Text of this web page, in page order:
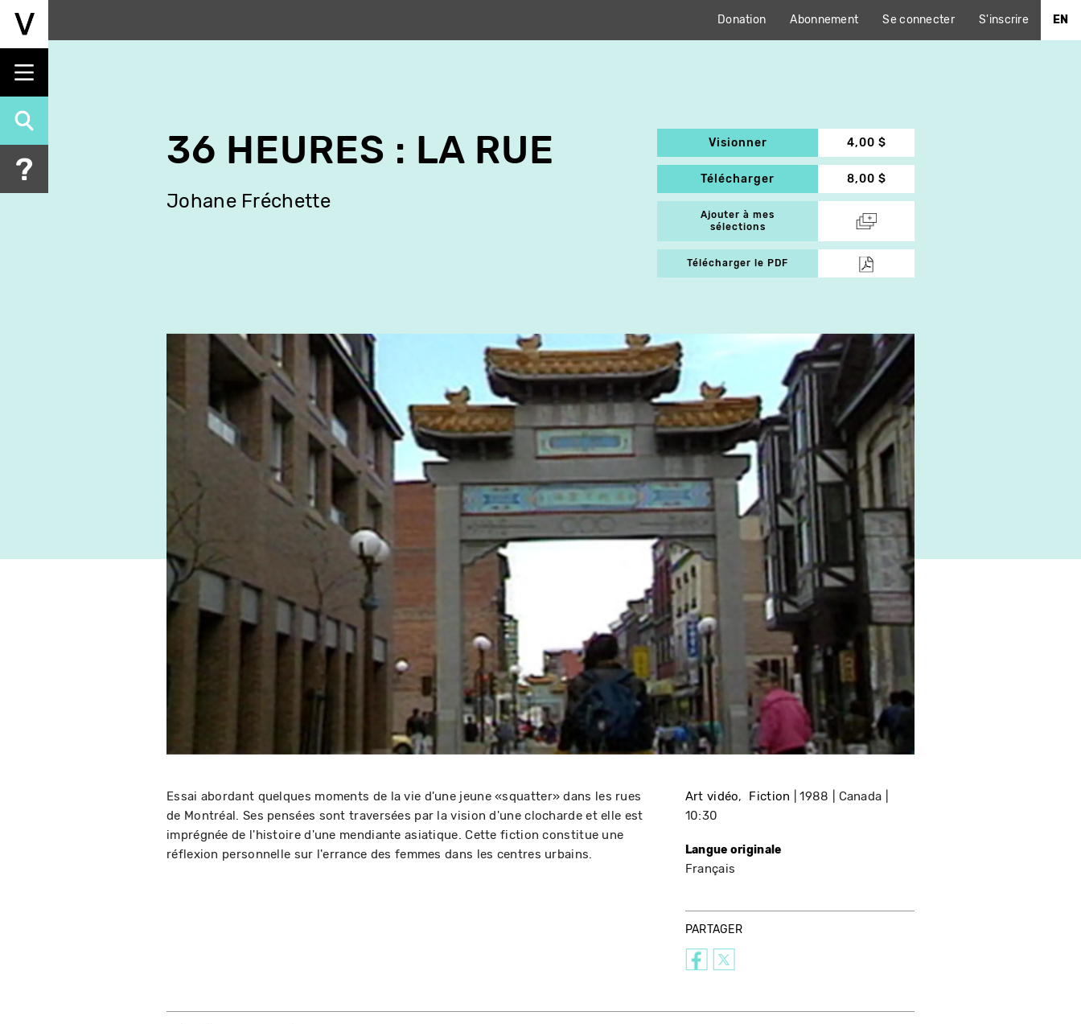
Aller
principal
Donation Abonnement Se connecter S'inscrire EN
36 HEURES : LA RUE
Johane Fréchette
Visionner 4,00 $
Télécharger 8,00 $
Ajouter à mes
sélections
Télécharger le PDF
Essai abordant quelques moments de la vie d'une jeune «squatter» dans les rues
de Montréal. Ses pensées sont traversées par la vision d'une clocharde et elle est
imprégnée de l'histoire d'une mendiante asiatique. Cette fiction constitue une
réflexion personnelle sur l'errance des femmes dans les centres urbains.
Art vidéo Fiction 1988
Canada
10:30
Langue originale
Français
PARTAGER